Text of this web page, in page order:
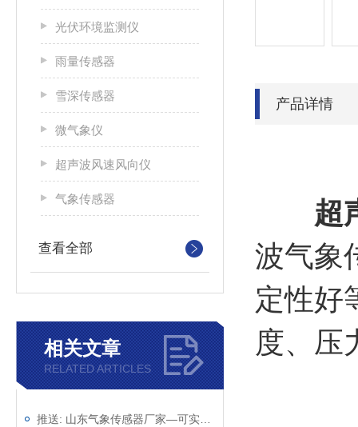
光伏环境监测仪
雨量传感器
雪深传感器
微气象仪
超声波风速风向仪
气象传感器
查看全部
相关文章
RELATED ARTICLES
产品详情
超
波气象
定性好
度、压